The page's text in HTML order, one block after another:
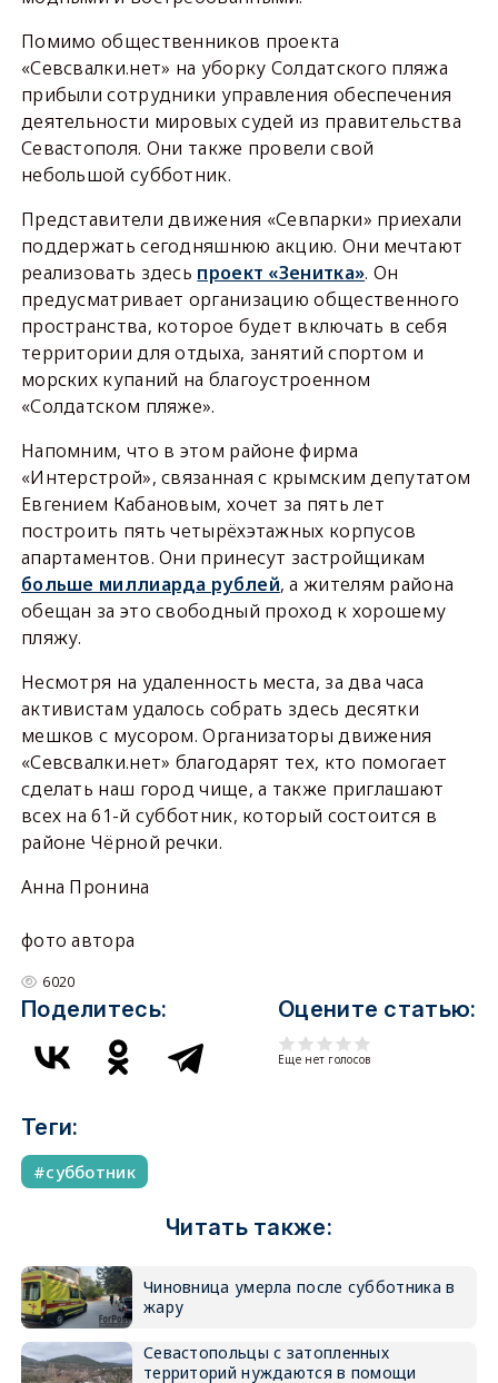
Помимо общественников проекта
«Севсвалки.нет» на уборку Солдатского пляжа
прибыли сотрудники управления обеспечения
деятельности мировых судей из правительства
Севастополя. Они также провели свой
небольшой субботник.
Представители движения «Севпарки» приехали
поддержать сегодняшнюю акцию. Они мечтают
реализовать здесь проект «Зенитка». Он
предусматривает организацию общественного
пространства, которое будет включать в себя
территории для отдыха, занятий спортом и
морских купаний на благоустроенном
«Солдатском пляже».
Напомним, что в этом районе фирма
«Интерстрой», связанная с крымским депутатом
Евгением Кабановым, хочет за пять лет
построить пять четырёхэтажных корпусов
апартаментов. Они принесут застройщикам
больше миллиарда рублей, а жителям района
обещан за это свободный проход к хорошему
пляжу.
Несмотря на удаленность места, за два часа
активистам удалось собрать здесь десятки
мешков с мусором. Организаторы движения
«Севсвалки.нет» благодарят тех, кто помогает
сделать наш город чище, а также приглашают
всех на 61-й субботник, который состоится в
районе Чёрной речки.
Анна Пронина
фото автора
6020
Поделитесь: Оцените статью:
Еще нет голосов
Теги:
субботник
Читать также:
Чиновница умерла после субботника в
жару
Севастопольцы с затопленных
территорий нуждаются в помощи